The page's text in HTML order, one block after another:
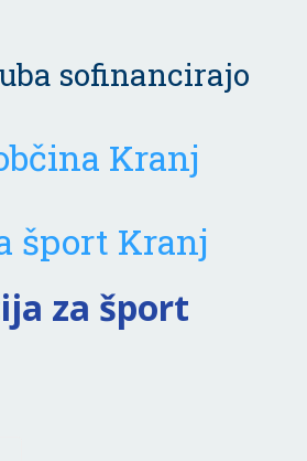
sofinancirajo
Kranj
šport Kranj
za šport